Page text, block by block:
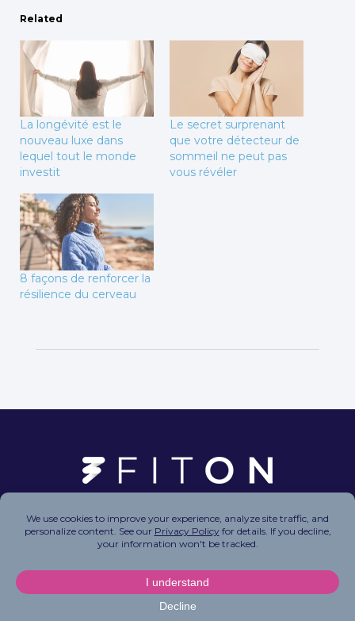
Related
La longévité est le
nouveau luxe dans
lequel tout le monde
investit
Le secret surprenant
que votre détecteur de
sommeil ne peut pas
vous révéler
8 façons de renforcer la
résilience du cerveau
Copyright © 2026 FitOn Inc. All Rights Reserved.
Privacy Policy|Terms of Use